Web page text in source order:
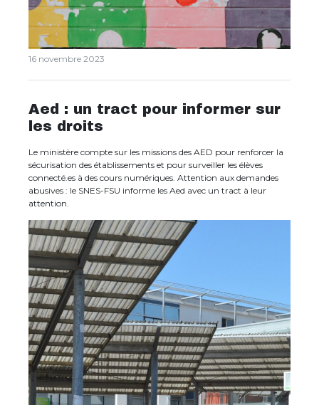
16 novembre 2023
Aed : un tract pour informer sur
les droits
Le ministère compte sur les missions des AED pour renforcer la
sécurisation des établissements et pour surveiller les élèves
connecté.es à des cours numériques. Attention aux demandes
abusives : le SNES-FSU informe les Aed avec un tract à leur
attention.